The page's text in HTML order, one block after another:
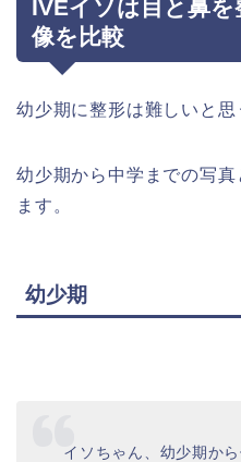
IVEイソは目と鼻
像を比較
幼少期に整形は難しいと思
幼少期から中学までの写
ます。
幼少期
イソちゃん、幼少期か